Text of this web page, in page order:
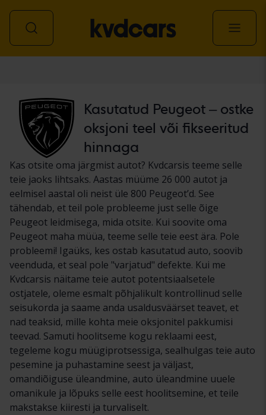
Kasutatud Peugeot – ostke
oksjoni teel või fikseeritud
hinnaga
Kas otsite oma järgmist autot? Kvdcarsis teeme selle
teie jaoks lihtsaks. Aastas müüme 26 000 autot ja
eelmisel aastal oli neist üle 800 Peugeot’d. See
tähendab, et teil pole probleeme just selle õige
Peugeot leidmisega, mida otsite. Kui soovite oma
Peugeot maha müüa, teeme selle teie eest ära. Pole
probleemi! Igaüks, kes ostab kasutatud auto, soovib
veenduda, et seal pole "varjatud" defekte. Kui me
Kvdcarsis näitame teie autot potentsiaalsetele
ostjatele, oleme esmalt põhjalikult kontrollinud selle
seisukorda ja saame anda usaldusväärset teavet, et
nad teaksid, mille kohta meie oksjonitel pakkumisi
teevad. Samuti hoolitseme kogu reklaami eest,
tegeleme kogu müügiprotsessiga, sealhulgas teie auto
pesemine ja puhastamine seest ja väljast,
omandiõiguse üleandmine, auto üleandmine uuele
omanikule ja lõpuks selle eest hoolitsemine, et teile
makstakse kiiresti ja turvaliselt.